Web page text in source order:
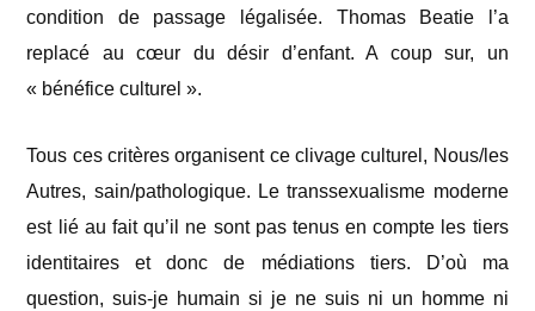
condition de passage légalisée. Thomas Beatie l’a
replacé au cœur du désir d’enfant. A coup sur, un
« bénéfice culturel ».
Tous ces critères organisent ce clivage culturel, Nous/les
Autres, sain/pathologique. Le transsexualisme moderne
est lié au fait qu’il ne sont pas tenus en compte les tiers
identitaires et donc de médiations tiers. D’où ma
question, suis-je humain si je ne suis ni un homme ni